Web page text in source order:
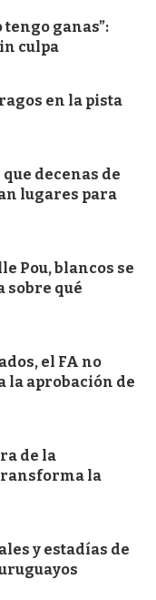
tengo ganas”:
culpa
en la pista
decenas de
lugares para
Pou, blancos se
sobre qué
el FA no
la aprobación de
de la
la
y estadías de